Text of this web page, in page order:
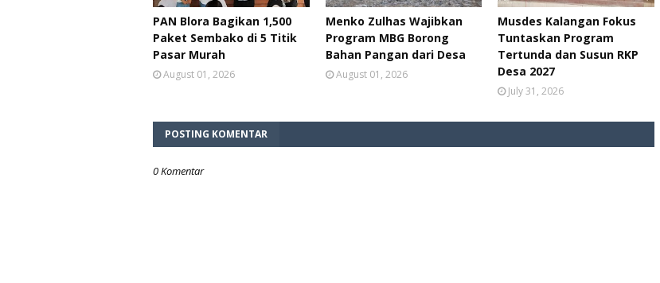
PAN Blora Bagikan 1,500
Paket Sembako di 5 Titik
Pasar Murah
August 01, 2026
Menko Zulhas Wajibkan
Program MBG Borong
Bahan Pangan dari Desa
August 01, 2026
Musdes Kalangan Fokus
Tuntaskan Program
Tertunda dan Susun RKP
Desa 2027
July 31, 2026
POSTING KOMENTAR
0 Komentar